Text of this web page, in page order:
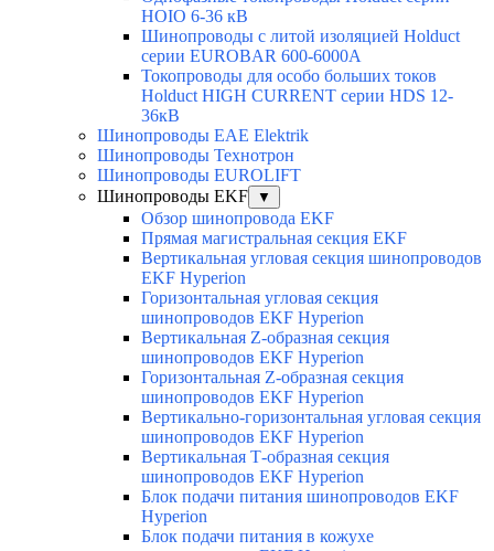
HOIO 6-36 кВ
Шинопроводы с литой изоляцией Holduct
серии EUROBAR 600-6000А
Токопроводы для особо больших токов
Holduct HIGH CURRENT серии HDS 12-
36кВ
Шинопроводы EAE Elektrik
Шинопроводы Технотрон
Шинопроводы EUROLIFT
Шинопроводы EKF
▼
Обзор шинопровода EKF
Прямая магистральная секция EKF
Вертикальная угловая секция шинопроводов
EKF Hyperion
Горизонтальная угловая секция
шинопроводов EKF Hyperion
Вертикальная Z-образная секция
шинопроводов EKF Hyperion
Горизонтальная Z-образная секция
шинопроводов EKF Hyperion
Вертикально-горизонтальная угловая секция
шинопроводов EKF Hyperion
Вертикальная Т-образная секция
шинопроводов EKF Hyperion
Блок подачи питания шинопроводов EKF
Hyperion
Блок подачи питания в кожухе